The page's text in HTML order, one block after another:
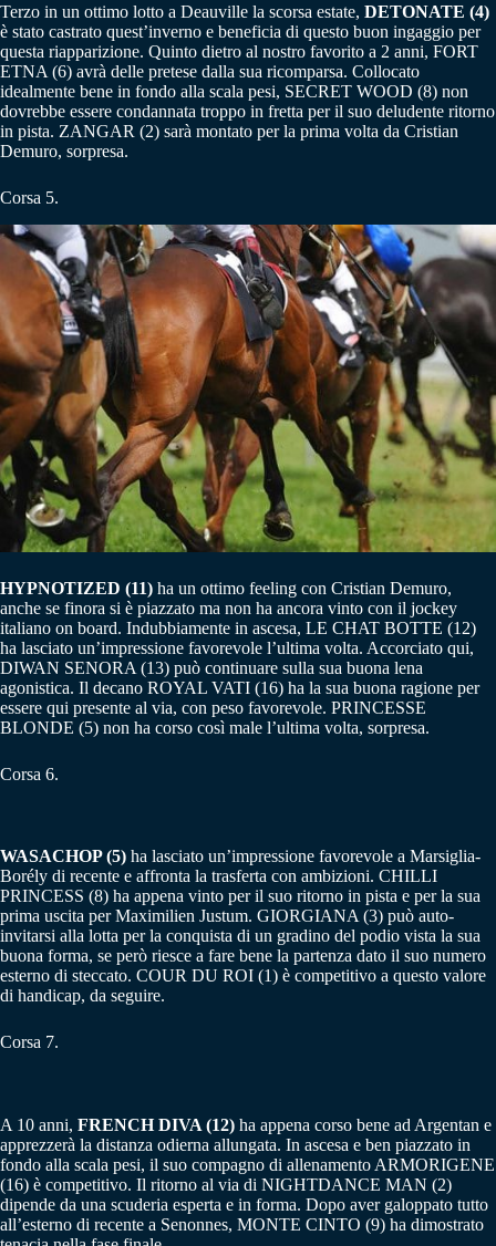
Terzo in un ottimo lotto a Deauville la scorsa estate, DETONATE (4)
è stato castrato quest’inverno e beneficia di questo buon ingaggio per
questa riapparizione. Quinto dietro al nostro favorito a 2 anni, FORT
ETNA (6) avrà delle pretese dalla sua ricomparsa. Collocato
idealmente bene in fondo alla scala pesi, SECRET WOOD (8) non
dovrebbe essere condannata troppo in fretta per il suo deludente ritorno
in pista. ZANGAR (2) sarà montato per la prima volta da Cristian
Demuro, sorpresa.
Corsa 5.
HYPNOTIZED (11) ha un ottimo feeling con Cristian Demuro,
anche se finora si è piazzato ma non ha ancora vinto con il jockey
italiano on board. Indubbiamente in ascesa, LE CHAT BOTTE (12)
ha lasciato un’impressione favorevole l’ultima volta. Accorciato qui,
DIWAN SENORA (13) può continuare sulla sua buona lena
agonistica. Il decano ROYAL VATI (16) ha la sua buona ragione per
essere qui presente al via, con peso favorevole. PRINCESSE
BLONDE (5) non ha corso così male l’ultima volta, sorpresa.
Corsa 6.
WASACHOP (5) ha lasciato un’impressione favorevole a Marsiglia-
Borély di recente e affronta la trasferta con ambizioni. CHILLI
PRINCESS (8) ha appena vinto per il suo ritorno in pista e per la sua
prima uscita per Maximilien Justum. GIORGIANA (3) può auto-
invitarsi alla lotta per la conquista di un gradino del podio vista la sua
buona forma, se però riesce a fare bene la partenza dato il suo numero
esterno di steccato. COUR DU ROI (1) è competitivo a questo valore
di handicap, da seguire.
Corsa 7.
A 10 anni, FRENCH DIVA (12) ha appena corso bene ad Argentan e
apprezzerà la distanza odierna allungata. In ascesa e ben piazzato in
fondo alla scala pesi, il suo compagno di allenamento ARMORIGENE
(16) è competitivo. Il ritorno al via di NIGHTDANCE MAN (2)
dipende da una scuderia esperta e in forma. Dopo aver galoppato tutto
all’esterno di recente a Senonnes, MONTE CINTO (9) ha dimostrato